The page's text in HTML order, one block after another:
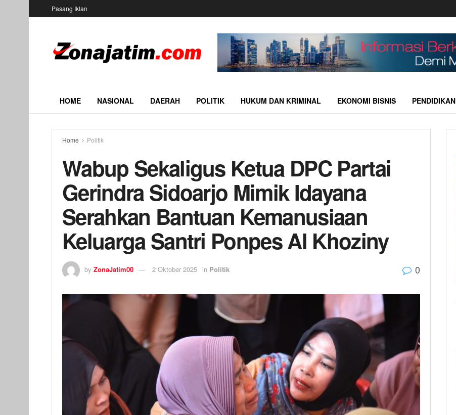
Pasang Iklan
HOME NASIONAL DAERAH POLITIK HUKUM DAN KRIMINAL EKONOMI BISNIS PENDIDIKAN
Home Politik
Wabup Sekaligus Ketua DPC Partai
Gerindra Sidoarjo Mimik Idayana
Serahkan Bantuan Kemanusiaan
Keluarga Santri Ponpes Al Khoziny
by ZonaJatim00 2 Oktober 2025 in Politik 0